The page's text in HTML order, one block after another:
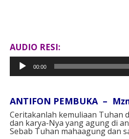
AUDIO RESI:
Pemutar
Audio
00:00
ANTIFON PEMBUKA –
Ceritakanlah kemuliaan Tuhan
dan karya-Nya yang agung di
Sebab Tuhan mahaagung dan